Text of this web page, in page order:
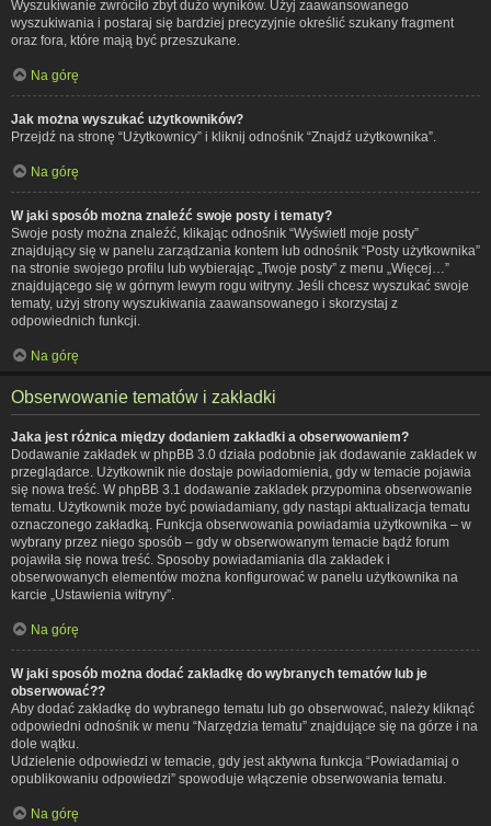
Wyszukiwanie zwróciło zbyt dużo wyników. Użyj zaawansowanego
wyszukiwania i postaraj się bardziej precyzyjnie określić szukany fragment
oraz fora, które mają być przeszukane.
Na górę
Jak można wyszukać użytkowników?
Przejdź na stronę “Użytkownicy” i kliknij odnośnik “Znajdź użytkownika”.
Na górę
W jaki sposób można znaleźć swoje posty i tematy?
Swoje posty można znaleźć, klikając odnośnik “Wyświetl moje posty”
znajdujący się w panelu zarządzania kontem lub odnośnik “Posty użytkownika”
na stronie swojego profilu lub wybierając „Twoje posty” z menu „Więcej…”
znajdującego się w górnym lewym rogu witryny. Jeśli chcesz wyszukać swoje
tematy, użyj strony wyszukiwania zaawansowanego i skorzystaj z
odpowiednich funkcji.
Na górę
Obserwowanie tematów i zakładki
Jaka jest różnica między dodaniem zakładki a obserwowaniem?
Dodawanie zakładek w phpBB 3.0 działa podobnie jak dodawanie zakładek w
przeglądarce. Użytkownik nie dostaje powiadomienia, gdy w temacie pojawia
się nowa treść. W phpBB 3.1 dodawanie zakładek przypomina obserwowanie
tematu. Użytkownik może być powiadamiany, gdy nastąpi aktualizacja tematu
oznaczonego zakładką. Funkcja obserwowania powiadamia użytkownika – w
wybrany przez niego sposób – gdy w obserwowanym temacie bądź forum
pojawiła się nowa treść. Sposoby powiadamiania dla zakładek i
obserwowanych elementów można konfigurować w panelu użytkownika na
karcie „Ustawienia witryny”.
Na górę
W jaki sposób można dodać zakładkę do wybranych tematów lub je
obserwować??
Aby dodać zakładkę do wybranego tematu lub go obserwować, należy kliknąć
odpowiedni odnośnik w menu “Narzędzia tematu” znajdujące się na górze i na
dole wątku.
Udzielenie odpowiedzi w temacie, gdy jest aktywna funkcja “Powiadamiaj o
opublikowaniu odpowiedzi” spowoduje włączenie obserwowania tematu.
Na górę